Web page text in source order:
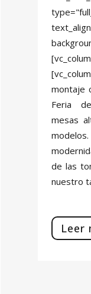
montaje
Feria
mesas
de las
nuestro
Leer